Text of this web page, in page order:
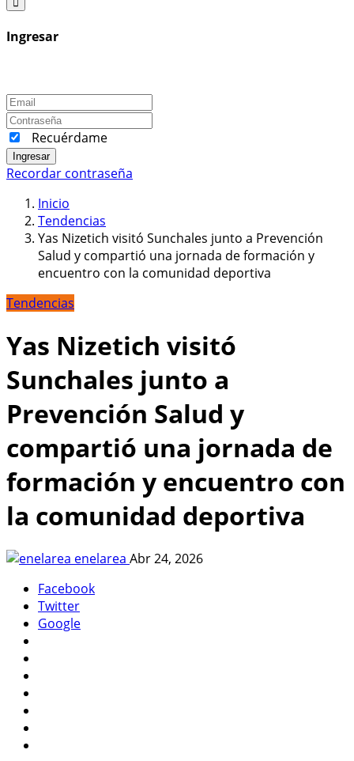
Ingresar
Recuérdame
Ingresar
Recordar contraseña
Inicio
Tendencias
Yas Nizetich visitó Sunchales junto a Prevención
Salud y compartió una jornada de formación y
encuentro con la comunidad deportiva
Tendencias
Yas Nizetich visitó
Sunchales junto a
Prevención Salud y
compartió una jornada de
formación y encuentro con
la comunidad deportiva
enelarea Abr 24, 2026
Facebook
Twitter
Google